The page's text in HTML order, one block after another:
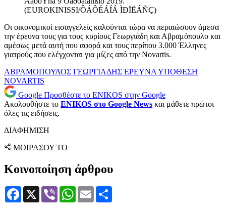
(EUROKINISSI/ÔÁÔÉÁÍÁ ÌÐÏËÁÑÇ)
Οι οικονομικοί εισαγγελείς καλούνται τώρα να περαιώσουν άμεσα
την έρευνα τους για τους κυρίους Γεωργιάδη και Αβραμόπουλο και
αμέσως μετά αυτή που αφορά και τους περίπου 3.000 Έλληνες
γιατρούς που ελέγχονται για μίζες από την Novartis.
ΑΒΡΑΜΟΠΟΥΛΟΣ ΓΕΩΡΓΙΑΔΗΣ ΕΡΕΥΝΑ ΥΠΟΘΕΣΗ
NOVARTIS
Google Προσθέστε το ENIKOS στην Google
Ακολουθήστε το ENIKOS στο Google News και μάθετε πρώτοι
όλες τις ειδήσεις.
ΔΙΑΦΗΜΙΣΗ
ΜΟΙΡΑΣΟΥ ΤΟ
Κοινοποίηση άρθρου
Facebook
X Viber WhatsApp
Email